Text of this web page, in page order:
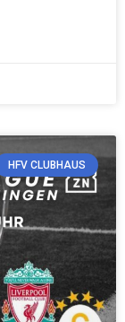
HFV CLUBHAUS